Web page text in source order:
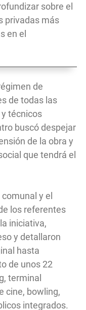
sobre el
privadas más
en el
de
de todas las
técnicos
buscó despejar
de la obra y
que tendrá el
y el
los referentes
iniciativa,
y detallaron
hasta
de unos 22
terminal
cine, bowling,
integrados.